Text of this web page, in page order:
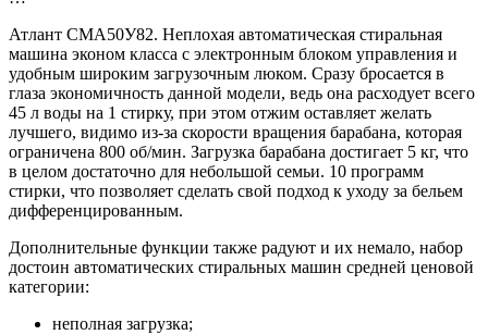
Атлант СМА50У82. Неплохая автоматическая стиральная
машина эконом класса с электронным блоком управления и
удобным широким загрузочным люком. Сразу бросается в
глаза экономичность данной модели, ведь она расходует всего
45 л воды на 1 стирку, при этом отжим оставляет желать
лучшего, видимо из-за скорости вращения барабана, которая
ограничена 800 об/мин. Загрузка барабана достигает 5 кг, что
в целом достаточно для небольшой семьи. 10 программ
стирки, что позволяет сделать свой подход к уходу за бельем
дифференцированным.
Дополнительные функции также радуют и их немало, набор
достоин автоматических стиральных машин средней ценовой
категории:
неполная загрузка;